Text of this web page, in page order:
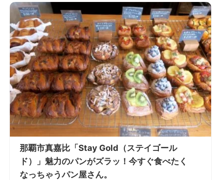
那覇市真嘉比「Stay Gold（ステイゴール
ド）」魅力のパンがズラッ！今すぐ食べたく
なっちゃうパン屋さん。